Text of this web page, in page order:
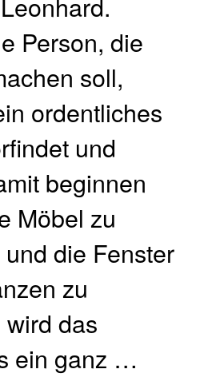
Person, die
soll,
ordentliches
und
beginnen
Möbel zu
die Fenster
zu
das
ein ganz …